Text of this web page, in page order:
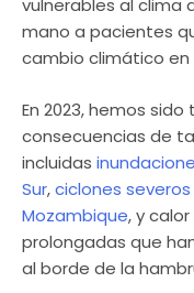
vulnerables al clima
mano a pacientes
cambio climático en
En 2023, hemos
consecuencias de
incluidas
Sur,ciclones
Mozambique, y
prolongadas que
al borde de la